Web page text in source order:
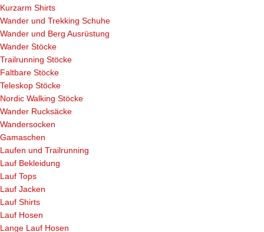
Kurzarm Shirts
Wander und Trekking Schuhe
Wander und Berg Ausrüstung
Wander Stöcke
Trailrunning Stöcke
Faltbare Stöcke
Teleskop Stöcke
Nordic Walking Stöcke
Wander Rucksäcke
Wandersocken
Gamaschen
Laufen und Trailrunning
Lauf Bekleidung
Lauf Tops
Lauf Jacken
Lauf Shirts
Lauf Hosen
Lange Lauf Hosen